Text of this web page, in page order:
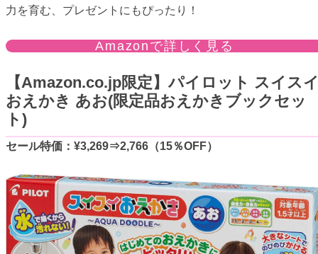
力を育む、プレゼントにもぴったり！
Amazonで詳しく見る
【Amazon.co.jp限定】パイロット スイス
おえかき あお(限定品おえかきブックセッ
ト)
セール特価：¥3,269⇒2,766（15％OFF）